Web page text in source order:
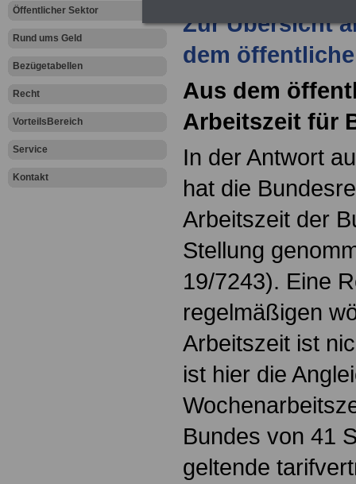
Öffentlicher Sektor
Rund ums Geld
Bezügetabellen
Recht
VorteilsBereich
Service
Kontakt
Zur Übersicht
dem
Aus dem
Arbeitszeit für
In der Antwort
hat die
Arbeitszeit der
Stellung
19/7243). Eine
regelmäßigen
Arbeitszeit ist
ist hier die
Bundes von 41
geltende